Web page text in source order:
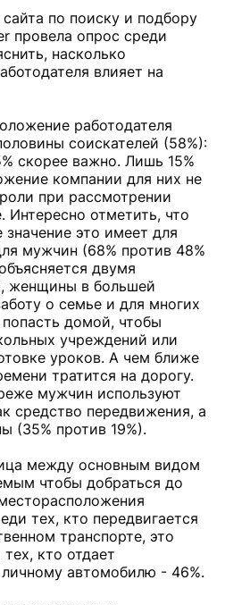
по поиску и подбору
провела опрос среди
насколько
влияет на
работодателя
соискателей (58%):
скорее важно. Лишь 15%
компании для них не
при рассмотрении
Интересно отметить, что
это имеет для
мужчин (68% против 48%
двумя
женщины в большей
о семье и для многих
домой, чтобы
учреждений или
уроков. А чем ближе
тратится на дорогу.
мужчин используют
средство передвижения, а
(35% против 19%).
между основным видом
чтобы добраться до
тех, кто передвигается
транспорте, это
кто отдает
автомобилю - 46%.